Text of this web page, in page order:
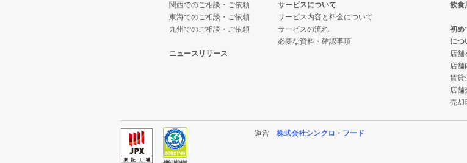
関西でのご相談・ご依頼
東海でのご相談・ご依頼
九州でのご相談・ご依頼
ニュースリリース
サービスについて
サービス内容と料金について
サービスの流れ
必要な資料・確認事項
飲食
初め
につ
店舗
店舗
賃貸
店舗
売却
運営 株式会社シンクロ・フード